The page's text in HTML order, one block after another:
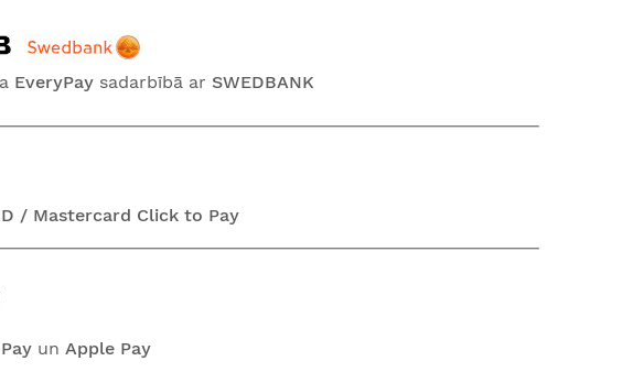
EveryPay sadarbībā ar SWEDBANK
/ Mastercard Click to Pay
un Apple Pay